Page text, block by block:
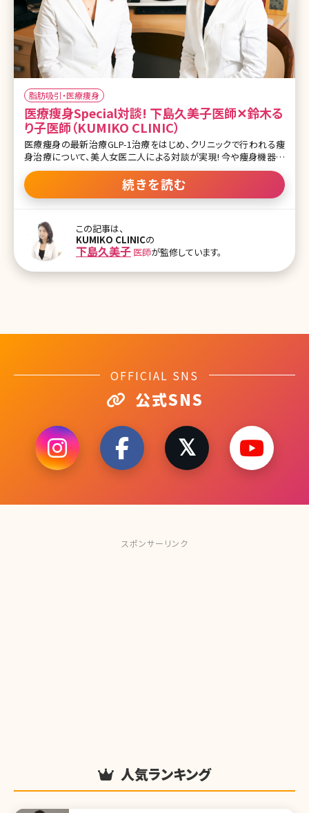
脂肪吸引・医療痩身
医療痩身Special対談! 下島久美子医師✕鈴木る
り子医師（KUMIKO CLINIC）
医療痩身の最新治療GLP-1治療をはじめ、クリニックで行われる痩
身治療について、美人女医二人による対談が実現! 今や痩身機器治
療の要となるクールスカルプティングをいち早く取り入れ、痩身治療
全般に造詣が深い、東京都千代田区有楽町にあるKUMIKO CLINIC
の下島久美子院長先生と鈴木るり子先生に最新の痩身治療につい
身のお話はダイエットに興味がある女性だけではなく男性にも目か
ら鱗な情報が満載です。読むだけで痩せるかも!? 基本はダウンタイム
がない治療にシフトしています、どの医療の分野でもそうだと思いま
す ー最近の美容痩身治療の動向やトレンドなど、先生方が感じられ
ていることをお聞かせください。 はい。最近の動きとして、クリニック
続きを読む
この記事は、
KUMIKO CLINICの
下島久美子 医師が監修しています。
OFFICIAL SNS
公式SNS
スポンサーリンク
人気ランキング